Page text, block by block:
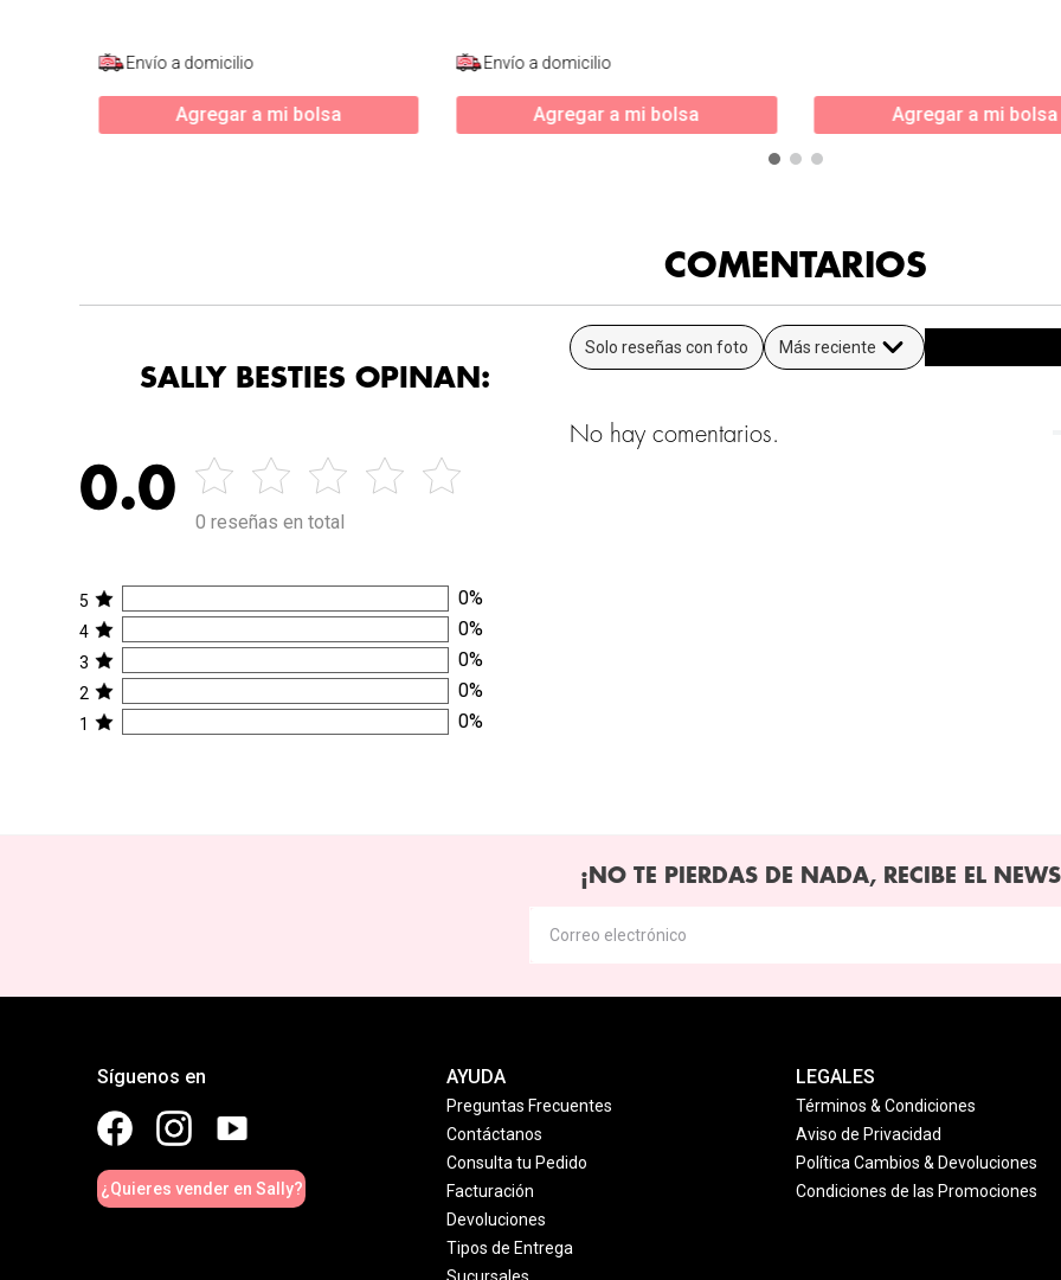
Envío a domicilio
Agregar a mi bolsa
Envío a domicilio
Agregar a mi bolsa Agregar a mi bolsa
COMENTARIOS
SALLY BESTIES OPINAN:
0.0
0 reseñas en total
5 0%
4 0%
3 0%
2 0%
1 0%
Solo reseñas con foto Más reciente
No hay comentarios.
¡NO TE PIERDAS DE NADA, RECIBE EL
Síguenos en
¿Quieres vender en Sally?
AYUDA
Preguntas Frecuentes
Contáctanos
Consulta tu Pedido
Facturación
Devoluciones
Tipos de Entrega
Sucursales
LEGALES
Términos & Condiciones
Aviso de Privacidad
Política Cambios & Devoluciones
Condiciones de las Promociones